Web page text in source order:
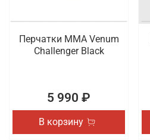
Перчатки ММА Venum
Challenger Black
5 990 ₽
В корзину